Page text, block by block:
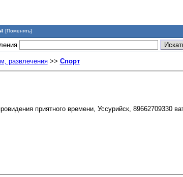
[Поменять]
развлечения>> Спорт
приятного времени, Уссурийск, 89662709330